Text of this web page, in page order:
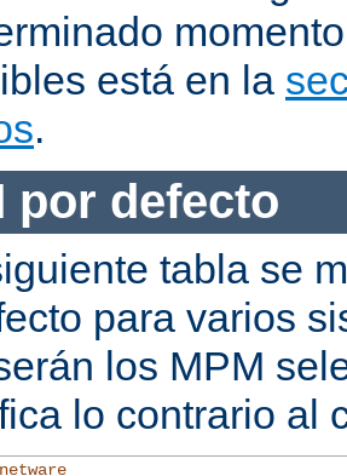
está en la
.
por defecto
tabla se
para varios
los MPM
lo contrario al